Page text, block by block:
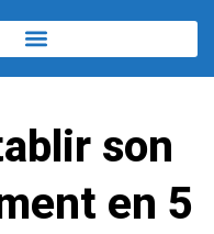
son
en 5